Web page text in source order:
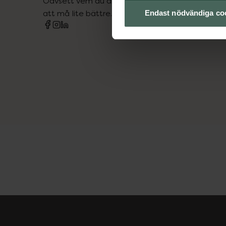
Endast nödvändiga
att må lite bättre. Välkommen att prata med